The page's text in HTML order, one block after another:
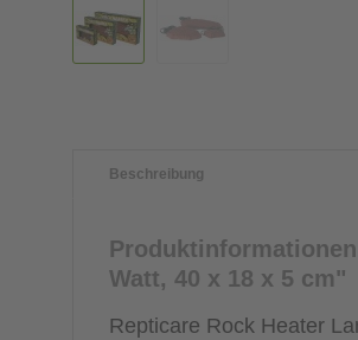
Beschreibung
Watt, 40 x 18 x 5 cm"
Repticare Rock Heater